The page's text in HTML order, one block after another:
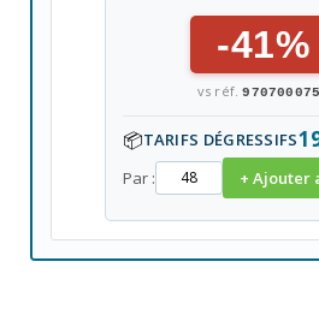
-41%
vs réf.
📦TARIFS DÉGRESSIFS
Par : + Ajouter